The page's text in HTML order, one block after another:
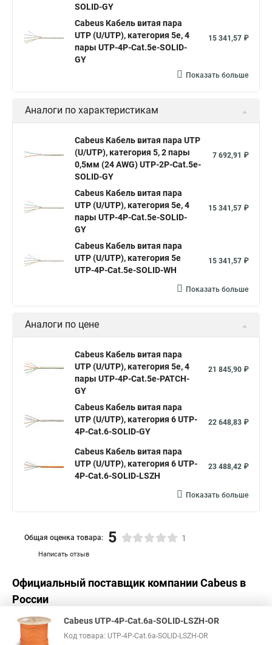
SOLID-GY
Cabeus Кабель витая пара
UTP (U/UTP), категория 5e, 4
пары UTP-4P-Cat.5e-SOLID-
GY
15 341,57 ₽
Показать больше
Аналоги по характеристикам
Cabeus Кабель витая пара UTP
(U/UTP), категория 5, 2 пары
0,5мм (24 AWG) UTP-2P-Cat.5e-
SOLID-GY
7 692,91 ₽
Cabeus Кабель витая пара
UTP (U/UTP), категория 5e, 4
пары UTP-4P-Cat.5e-SOLID-
GY
15 341,57 ₽
Cabeus Кабель витая пара
UTP (U/UTP), категория 5e
UTP-4P-Cat.5e-SOLID-WH
15 341,57 ₽
Показать больше
Аналоги по цене
Cabeus Кабель витая пара
UTP (U/UTP), категория 5e, 4
пары UTP-4P-Cat.5e-PATCH-
GY
21 845,90 ₽
Cabeus Кабель витая пара
UTP (U/UTP), категория 6 UTP-
4P-Cat.6-SOLID-GY
22 648,83 ₽
Cabeus Кабель витая пара
UTP (U/UTP), категория 6 UTP-
4P-Cat.6-SOLID-LSZH
23 488,42 ₽
Показать больше
Написать отзыв
Общая оценка товара: 5 1
Официальный поставщик компанииCabeus в
России
Cabeus UTP-4P-Cat.6a-SOLID-LSZH-OR
Код товара: UTP-4P-Cat.6a-SOLID-LSZH-OR